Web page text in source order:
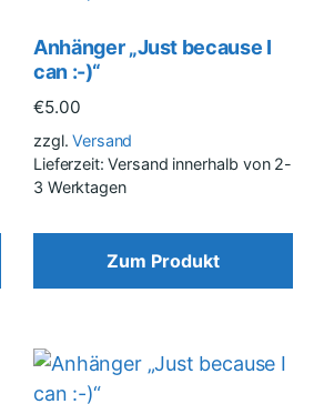
Anhänger „Just because I
can :-)“
€5.00
zzgl.Versand
Lieferzeit: Versand innerhalb von 2-
3 Werktagen
Zum Produkt